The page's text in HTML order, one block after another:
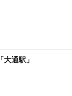
通駅」